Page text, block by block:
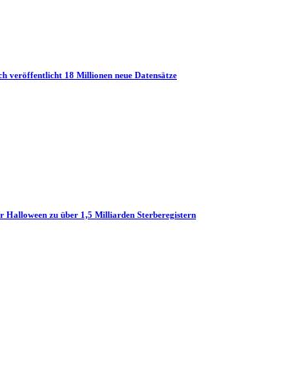
veröffentlicht 18 Millionen neue Datensätze
Halloween zu über 1,5 Milliarden Sterberegistern